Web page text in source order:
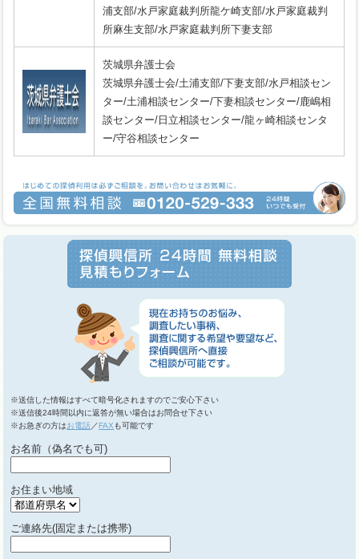
浦支部/水戸家庭裁判所龍ケ崎支部/水戸家庭裁判
所麻生支部/水戸家庭裁判所下妻支部
茨城県弁護士会
茨城県弁護士会/土浦支部/下妻支部/水戸相談セン
ター/土浦相談センター/下妻相談センター/鹿嶋相
談センター/日立相談センター/龍ヶ崎相談センタ
ー/守谷相談センター
※送信した情報はすべて暗号化されますのでご安心下さい
※送信後24時間以内に返答が無い場合はお問合せ下さい
※お急ぎの方はお電話 ／FAX も可能です
お名前（偽名でも可)
お住まい地域
ご連絡先(固定または携帯)